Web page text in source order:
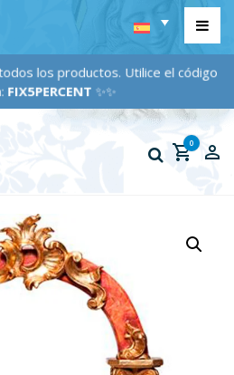
los productos. Utilice el código
FIX5PERCENT✨✨
0